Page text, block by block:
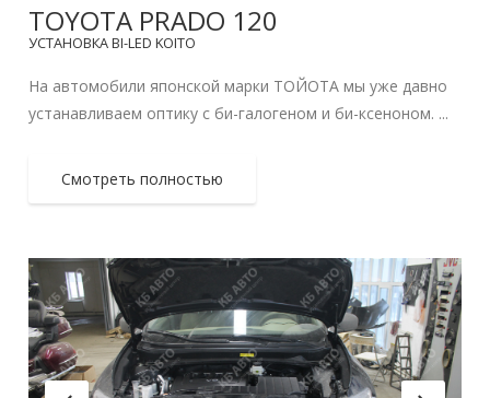
TOYOTA PRADO 120
УСТАНОВКА BI-LED KOITO
На автомобили японской марки ТОЙОТА мы уже давно
устанавливаем оптику с би-галогеном и би-ксеноном. ...
Смотреть полностью